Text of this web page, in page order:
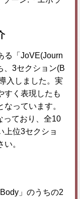
る「JoVE(Journ
、3セクション(B
入しました。実
すく表現したも
っています。
っており、全10
上位3セクショ
。
」のうちの2